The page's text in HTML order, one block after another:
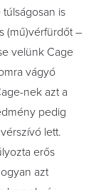
is
(mű)vérfürdőt –
velünk Cage
vágyó
nek azt a
pedig
lett.
erős
azt